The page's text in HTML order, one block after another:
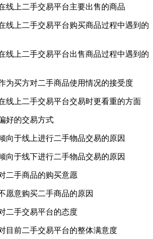
线上二手交易平台主要出售的商品
线上二手交易平台购买商品过程中遇到的
线上二手交易平台出售商品过程中遇到的
为买方对二手商品使用情况的接受度
线上二手交易平台交易时更看重的方面
好的交易方式
向于线上进行二手物品交易的原因
向于线下进行二手物品交易的原因
二手商品的购买意愿
愿意购买二手商品的原因
二手交易平台的态度
目前二手交易平台的整体满意度